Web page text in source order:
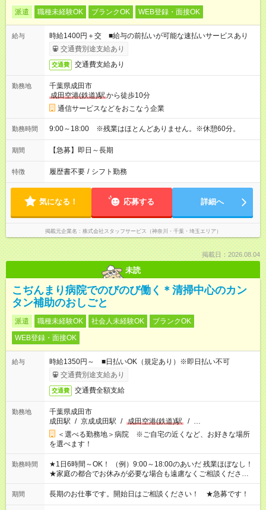
派遣 職種未経験OK ブランクOK WEB登録・面接OK
給与
時給1400円＋交 ■給与の前払いが可能な速払いサービスあり
交通費別途支給あり
交通費 交通費支給あり
勤務地
千葉県成田市
成田空港(鉄道)駅から徒歩10分
通信サービスなどをおこなう企業
勤務時間 9:00～18:00 ※残業はほとんどありません。※休憩60分。
期間 【急募】即日～長期
特徴 履歴書不要 / シフト勤務
気になる！ 応募する 詳細へ
掲載元企業名 株式会社スタッフサービス（神奈川・千葉・埼玉エリア）
掲載日：2026.08.04
未読
こぢんまり病院でのびのび働く＊清掃中心のカン
タン補助のおしごと
派遣 職種未経験OK 社会人未経験OK
ブランクOK
WEB登録・面接OK
給与
時給1350円～ ■日払いOK（規定あり）※即日払い不可
交通費別途支給あり
交通費 交通費全額支給
勤務地
千葉県成田市
成田駅 / 京成成田駅 / 成田空港(鉄道)駅 / …
＜選べる勤務地＞病院 ※ご自宅の近くなど、お好きな場所
を選べます！
勤務時間
★1日6時間～OK！ （例）9:00～18:00のあいだ 残業ほぼなし！
★家庭の都合でお休みが必要な場合も遠慮なくご相談ください。
※シフトはご希望に合わせて調整可能です。 その他、 ＊週4日・
1日7時間 ＊日勤のみ ＊土日休み ＊午前だけ・午後だけ ＊平日
期間 長期のお仕事です。開始日はご相談ください！ ★急募です！